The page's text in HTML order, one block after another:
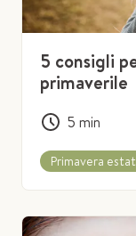
5 consigli
primaverile
5 min
Primavera